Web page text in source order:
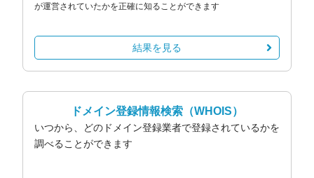
が運営されていたかを正確に知ることができます
結果を見る
ドメイン登録情報検索 （WHOIS）
いつから、どのドメイン登録業者で登録されているかを
調べることができます